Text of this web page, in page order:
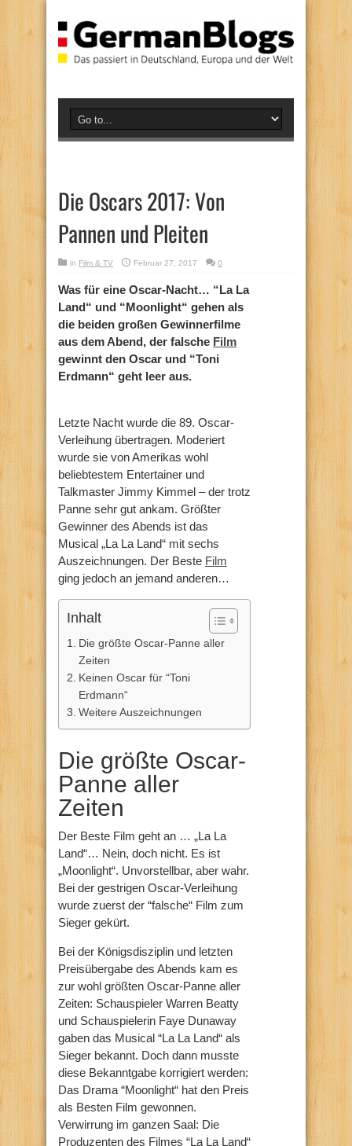
Die Oscars 2017: Von
Pannen und Pleiten
in Film & TV Februar 27, 2017 0
Was für eine Oscar-Nacht… “La La
Land“ und “Moonlight“ gehen als
die beiden großen Gewinnerfilme
aus dem Abend, der falsche Film
gewinnt den Oscar und “Toni
Erdmann“ geht leer aus.
Letzte Nacht wurde die 89. Oscar-
Verleihung übertragen. Moderiert
wurde sie von Amerikas wohl
beliebtestem Entertainer und
Talkmaster Jimmy Kimmel – der trotz
Panne sehr gut ankam. Größter
Gewinner des Abends ist das
Musical „La La Land“ mit sechs
Auszeichnungen. Der Beste Film
ging jedoch an jemand anderen…
Inhalt
Die größte Oscar-Panne aller
Zeiten
Keinen Oscar für “Toni
Erdmann“
Weitere Auszeichnungen
Die größte Oscar-
Panne aller
Zeiten
Der Beste Film geht an … „La La
Land“… Nein, doch nicht. Es ist
„Moonlight“. Unvorstellbar, aber wahr.
Bei der gestrigen Oscar-Verleihung
wurde zuerst der “falsche“ Film zum
Sieger gekürt.
Bei der Königsdisziplin und letzten
Preisübergabe des Abends kam es
zur wohl größten Oscar-Panne aller
Zeiten: Schauspieler Warren Beatty
und Schauspielerin Faye Dunaway
gaben das Musical “La La Land“ als
Sieger bekannt. Doch dann musste
diese Bekanntgabe korrigiert werden:
Das Drama “Moonlight“ hat den Preis
als Besten Film gewonnen.
Verwirrung im ganzen Saal: Die
Produzenten des Filmes “La La Land“